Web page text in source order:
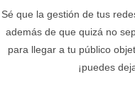
Sé que la gestión de tus
además de que quizá no
para llegar a tu público
¡puedes